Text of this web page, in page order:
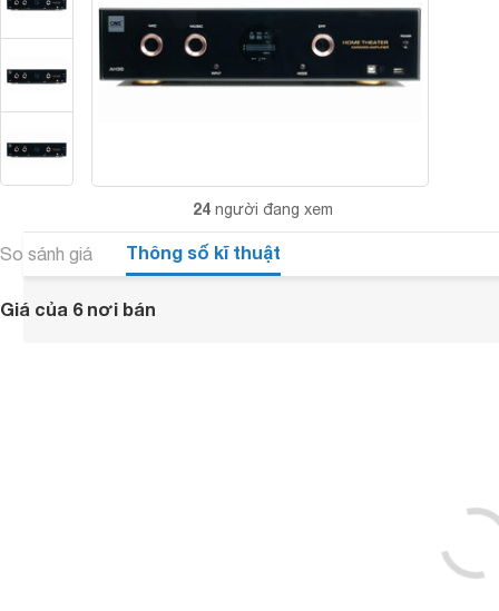
24 người đang xem
So sánh giá Thông số kĩ thuật
Giá của 6 nơi bán